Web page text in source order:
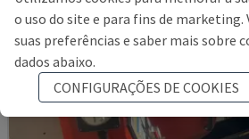
o uso do site e para fins de marketing.
suas preferências e saber mais sobre
dados abaixo.
CONFIGURAÇÕES DE COOKIES